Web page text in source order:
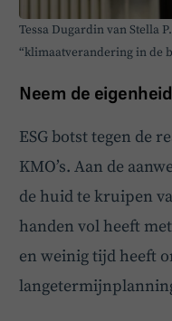
Tessa Dugardin van Stella
“klimaatverandering in de
Neem de
ESG botst tegen de
KMO’s. Aan de
de huid te kruipen
handen vol heeft
en weinig tijd heeft